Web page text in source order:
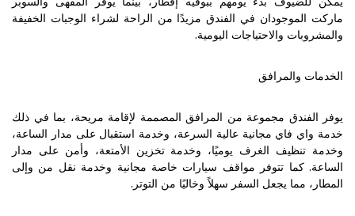
ماركت الموجودان في الفندق مزيدًا من الراحة لشراء الوجبات الخفيفة
والمشروبات والاحتياجات اليومية.
الخدمات والمرافق
يوفر الفندق مجموعة من المرافق المصممة لإقامة مريحة، بما في ذلك
خدمة واي فاي مجانية عالية السرعة، وخدمة استقبال على مدار الساعة،
وخدمة تنظيف الغرف يوميًا، وخدمة تخزين الأمتعة، وأمن على مدار
الساعة. كما تتوفر مواقف سيارات خاصة مجانية وخدمة نقل من وإلى
المطار، مما يجعل السفر سهلاً وخاليًا من التوتر.